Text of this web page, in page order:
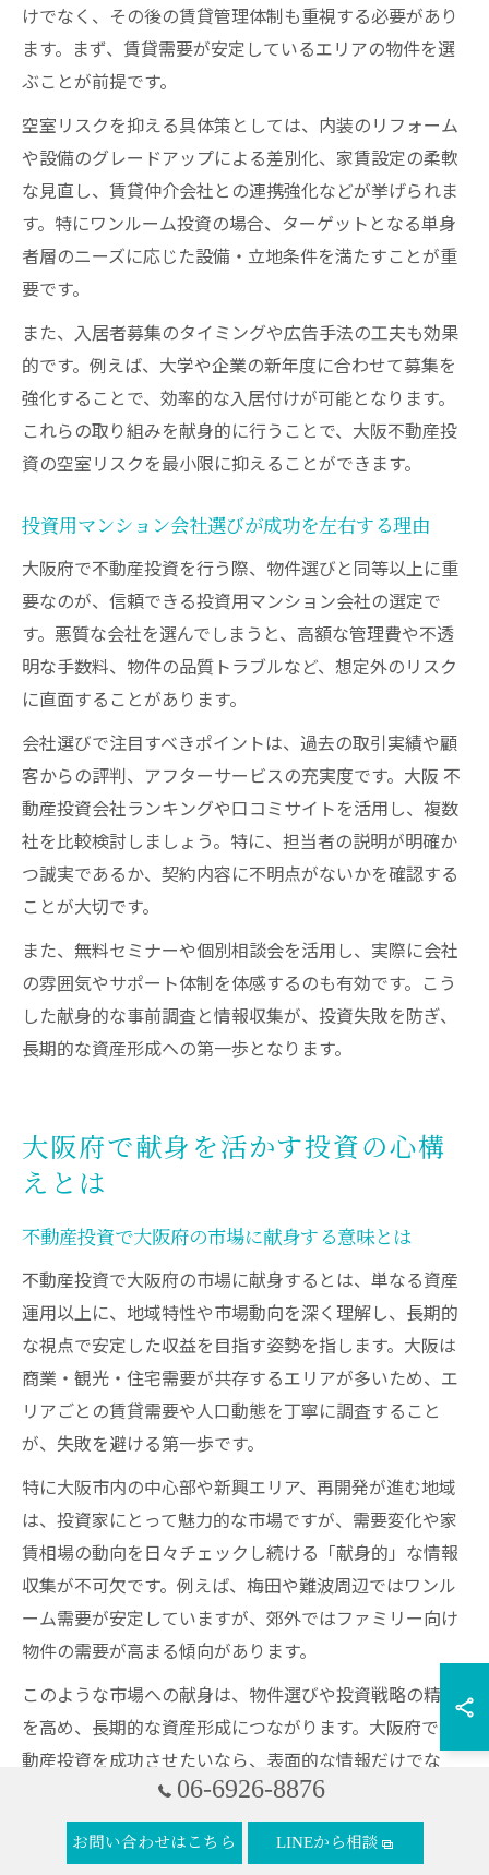
けでなく、その後の賃貸管理体制も重視する必要があり
ます。まず、賃貸需要が安定しているエリアの物件を選
ぶことが前提です。
空室リスクを抑える具体策としては、内装のリフォーム
や設備のグレードアップによる差別化、家賃設定の柔軟
な見直し、賃貸仲介会社との連携強化などが挙げられま
す。特にワンルーム投資の場合、ターゲットとなる単身
者層のニーズに応じた設備・立地条件を満たすことが重
要です。
また、入居者募集のタイミングや広告手法の工夫も効果
的です。例えば、大学や企業の新年度に合わせて募集を
強化することで、効率的な入居付けが可能となります。
これらの取り組みを献身的に行うことで、大阪不動産投
資の空室リスクを最小限に抑えることができます。
投資用マンション会社選びが成功を左右する理由
大阪府で不動産投資を行う際、物件選びと同等以上に重
要なのが、信頼できる投資用マンション会社の選定で
す。悪質な会社を選んでしまうと、高額な管理費や不透
明な手数料、物件の品質トラブルなど、想定外のリスク
に直面することがあります。
会社選びで注目すべきポイントは、過去の取引実績や顧
客からの評判、アフターサービスの充実度です。大阪 不
動産投資会社ランキングや口コミサイトを活用し、複数
社を比較検討しましょう。特に、担当者の説明が明確か
つ誠実であるか、契約内容に不明点がないかを確認する
ことが大切です。
また、無料セミナーや個別相談会を活用し、実際に会社
の雰囲気やサポート体制を体感するのも有効です。こう
した献身的な事前調査と情報収集が、投資失敗を防ぎ、
長期的な資産形成への第一歩となります。
大阪府で献身を活かす投資の心構
えとは
不動産投資で大阪府の市場に献身する意味とは
不動産投資で大阪府の市場に献身するとは、単なる資産
運用以上に、地域特性や市場動向を深く理解し、長期的
な視点で安定した収益を目指す姿勢を指します。大阪は
商業・観光・住宅需要が共存するエリアが多いため、エ
リアごとの賃貸需要や人口動態を丁寧に調査すること
が、失敗を避ける第一歩です。
特に大阪市内の中心部や新興エリア、再開発が進む地域
は、投資家にとって魅力的な市場ですが、需要変化や家
賃相場の動向を日々チェックし続ける「献身的」な情報
収集が不可欠です。例えば、梅田や難波周辺ではワンル
ーム需要が安定していますが、郊外ではファミリー向け
物件の需要が高まる傾向があります。
このような市場への献身は、物件選びや投資戦略の精度
を高め、長期的な資産形成につながります。大阪府で不
動産投資を成功させたいなら、表面的な情報だけでな
く、現地調査や実際の入居者ニーズを徹底的に分析する
姿勢が求められます。
06-6926-8876
お問い合わせはこちら LINEから相談